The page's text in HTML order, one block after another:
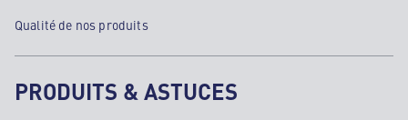
Qualité de nos produits
PRODUITS & ASTUCES